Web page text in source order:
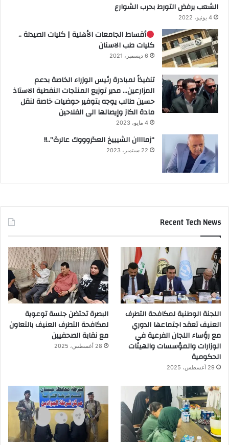
الشعب يرفض التورط بحرب الشوارع
4 يونيو، 2022
أقساط الجامعات الأهلية | كليات الصيدلة ..
كليات طب الاسنان
6 ديسمبر، 2021
تنفيذاً لمبادرة رئيس الوزراء الخاصة بدعم
المزارعين… مدير توزيع المنتجات النفطية الاستاذ
حسين طالب يوجه بتوفير حوضيات خاصة لنقل
مادة الكاز وإيصالها الى الفلاحين
4 مايو، 2023
“زماااان الشيييخ العگروووك عالرگ”..!!
22 سبتمبر، 2023
Recent Tech News
اللجنة الوطنية لمكافحة التطرف
العنيف تعقد اجتماعها الدوري
مع رؤساء اللجان الفرعية في
الوزارات والمؤسسات والهيئات
الحكومية
29 أغسطس، 2025
البصرة تحتضن جلسة توعوية
لمكافحة التطرف العنيف بالتعاون
مع نقابة الصحفيين
28 أغسطس، 2025